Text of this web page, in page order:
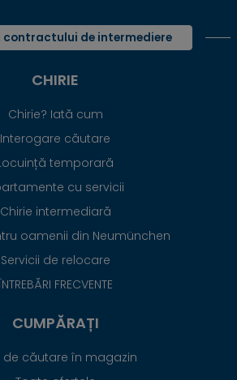
contractului de intermediere
CHIRIE
Chirie? Iată cum
Interogare căutare
temporară
cu servicii
Chirie intermediară
oamenii din Neumünchen
Servicii de relocare
FRECVENTE
CUMPĂRAȚI
de căutare în magazin